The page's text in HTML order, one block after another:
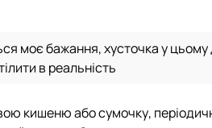
моє бажання, хусточка у
в реальність
кишеню або сумочку,